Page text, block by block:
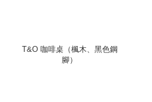
T&O 咖啡桌（楓木、黑色鋼
腳）